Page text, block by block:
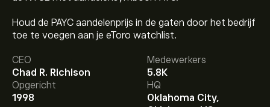
Houd de PAYC aandelenprijs in de gaten door het bedrijf
toe te voegen aan je eToro watchlist.
CEO
Chad R. Richison
Medewerkers
5.8K
Opgericht
1998
HQ
Oklahoma City,
De huidige koers van PAYC is 214.94‎$‎.
Het gemiddelde koersdoel voor Paycom Software Inc is
214.94‎$‎.
bij eToro voor gedetailleerde